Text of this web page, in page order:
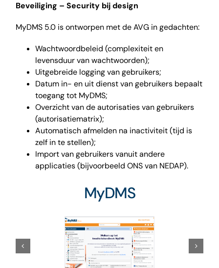
Beveiliging – Security bij design
MyDMS 5.0 is ontworpen met de AVG in gedachten:
Wachtwoordbeleid (complexiteit en
levensduur van wachtwoorden);
Uitgebreide logging van gebruikers;
Datum in- en uit dienst van gebruikers bepaalt
toegang tot MyDMS;
Overzicht van de autorisaties van gebruikers
(autorisatiematrix);
Automatisch afmelden na inactiviteit (tijd is
zelf in te stellen);
Import van gebruikers vanuit andere
applicaties (bijvoorbeeld ONS van NEDAP).
MyDMS